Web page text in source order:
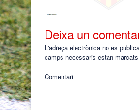
Deixa un
L'adreça electrònica no es
camps necessaris estan
Comentari